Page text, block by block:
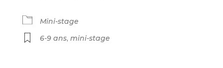
Mini-stage
6-9 ans, mini-stage